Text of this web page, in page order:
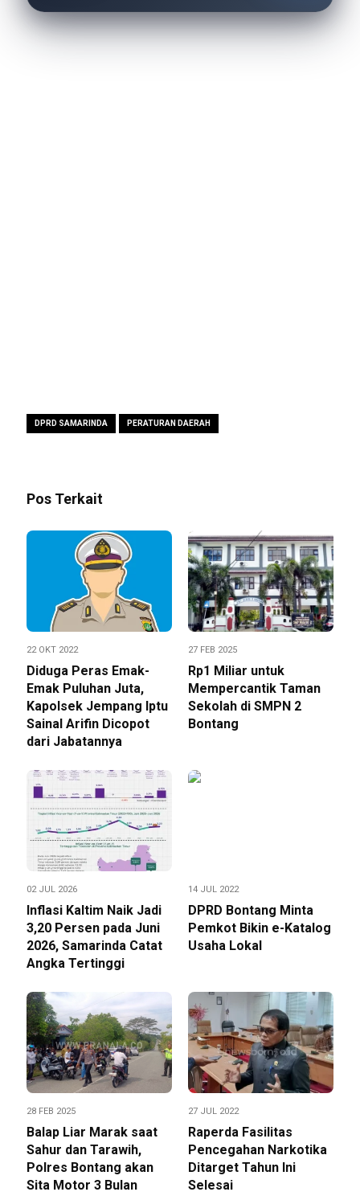
DPRD SAMARINDA PERATURAN DAERAH
Pos Terkait
22 OKT 2022
Diduga Peras Emak-
Emak Puluhan Juta,
Kapolsek Jempang Iptu
Sainal Arifin Dicopot
dari Jabatannya
27 FEB 2025
Rp1 Miliar untuk
Mempercantik Taman
Sekolah di SMPN 2
Bontang
02 JUL 2026
Inflasi Kaltim Naik Jadi
3,20 Persen pada Juni
2026, Samarinda Catat
Angka Tertinggi
14 JUL 2022
DPRD Bontang Minta
Pemkot Bikin e-Katalog
Usaha Lokal
28 FEB 2025
Balap Liar Marak saat
Sahur dan Tarawih,
Polres Bontang akan
Sita Motor 3 Bulan
27 JUL 2022
Raperda Fasilitas
Pencegahan Narkotika
Ditarget Tahun Ini
Selesai